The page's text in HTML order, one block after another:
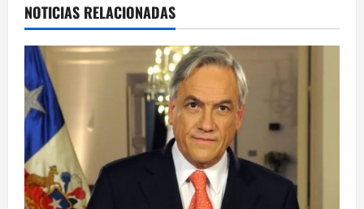
c
i
ó
n
d
e
NOTICIAS RELACIONADAS